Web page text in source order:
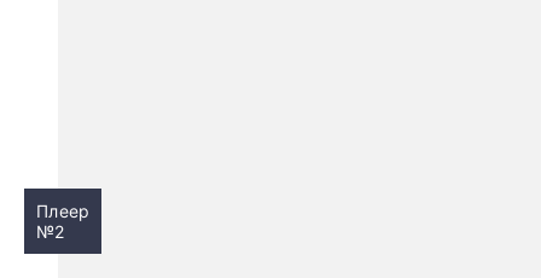
Плеер
№2